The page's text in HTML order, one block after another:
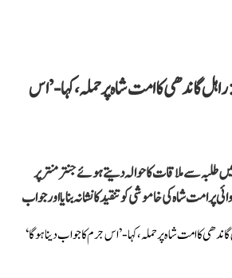
گاندھی کا امت شاہ پر حملہ، کہا- ’اس
سے ملاقات کا حوالہ دیتے ہوئے جنتر منتر پر
امت شاہ کی خاموشی کو تنقید کا نشانہ بنایا اور جواب